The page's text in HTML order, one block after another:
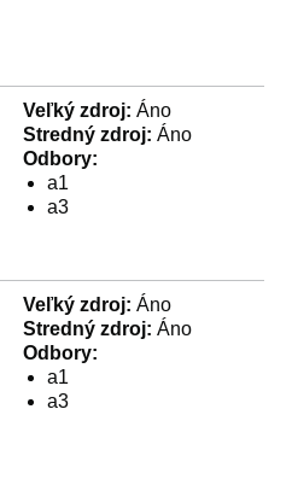
Veľký zdroj: Áno
Stredný zdroj: Áno
Odbory:
a1
a3
Veľký zdroj: Áno
Stredný zdroj: Áno
Odbory:
a1
a3